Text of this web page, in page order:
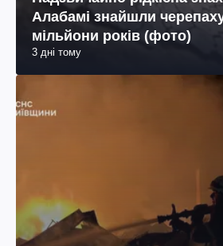
Алабамі знайшли
мільйони років (фото)
3 дні тому